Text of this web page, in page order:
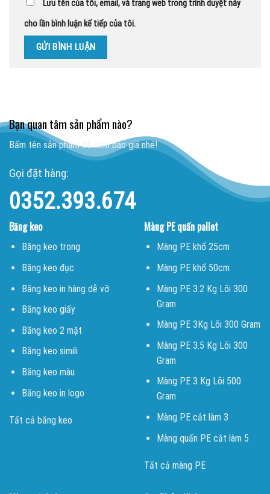
Lưu tên của tôi, email, và trang web trong trình duyệt này
cho lần bình luận kế tiếp của tôi.
Bạn quan tâm sản phẩm nào?
Bấm tên sản phẩm để xem báo giá nhé!
Gọi đặt hàng:
0352.393.674
Băng keo
Băng keo trong
Băng keo đục
Băng keo in hàng dễ vỡ
Băng keo giấy
Băng keo 2 mặt
Băng keo simili
Băng keo màu
Băng keo in logo
Tất cả băng keo
Màng PE quấn pallet
Màng PE khổ 25cm
Màng PE khổ 50cm
Màng PE 3.2 Kg Lõi 300
Gram
Màng PE 3Kg Lõi 300 Gram
Màng PE 3.5 Kg Lõi 300
Gram
Màng PE 3 Kg Lõi 500
Gram
Màng PE cắt làm 3
Màng quấn PE cắt làm 5
Tất cả màng PE